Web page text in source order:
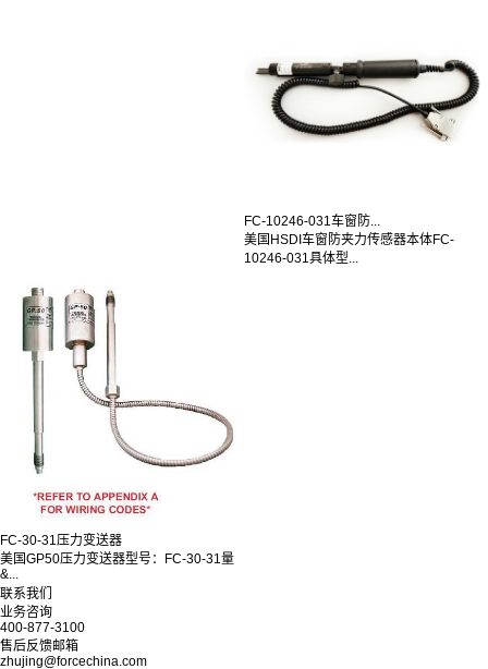
FC-10246-031车窗防...
美国HSDI车窗防夹力传感器本体FC-
10246-031具体型...
FC-30-31压力变送器
美国GP50压力变送器型号：FC-30-31量
&...
联系我们
业务咨询
400-877-3100
售后反馈邮箱
zhujing@forcechina.com